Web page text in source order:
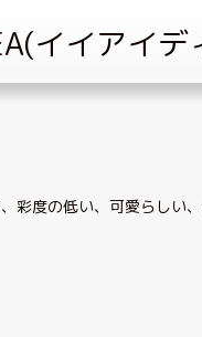
、 彩度の低い、 可愛らしい、